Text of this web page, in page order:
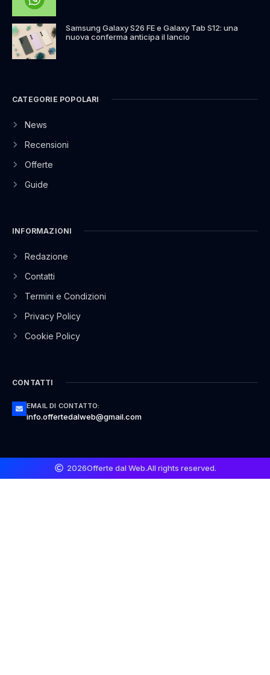
Samsung Galaxy S26 FE e Galaxy Tab S12: una
nuova conferma anticipa il lancio
CATEGORIE POPOLARI
News
Recensioni
Offerte
Guide
INFORMAZIONI
Redazione
Contatti
Termini e Condizioni
Privacy Policy
Cookie Policy
CONTATTI
EMAIL DI CONTATTO:
info.offertedalweb@gmail.com
2026Offerte dal Web.All rights reserved.